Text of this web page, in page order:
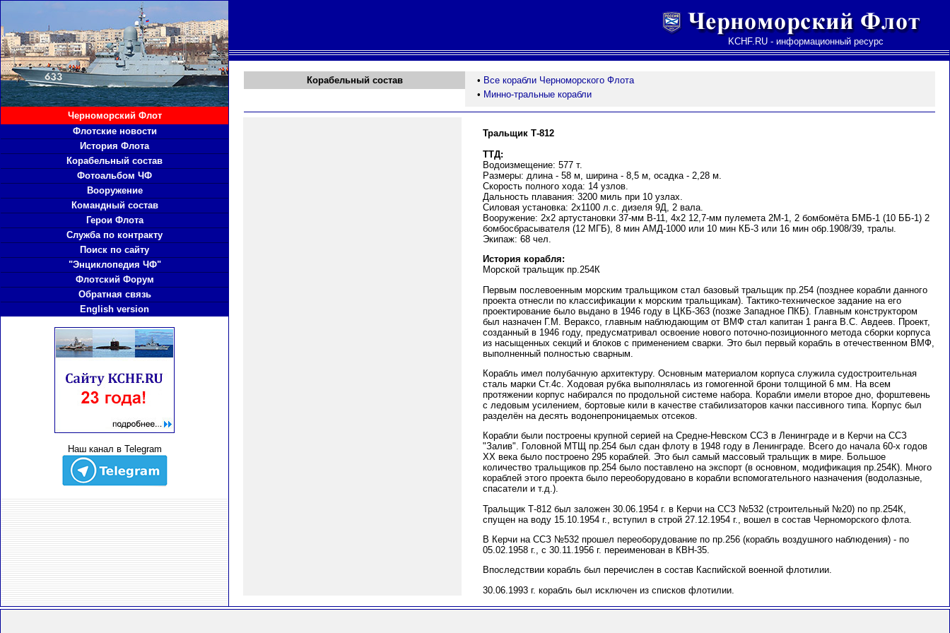
Черноморский Флот
Флотские новости
История Флота
Корабельный состав
Фотоальбом ЧФ
Вооружение
Командный состав
Герои Флота
Служба по контракту
Поиск по сайту
"Энциклопедия ЧФ"
Флотский Форум
Обратная связь
English version
Наш канал в Telegram
KCHF.RU - информационный ресурс
Корабельный состав • Все корабли Черноморского Флота
• Минно-тральные корабли
Тральщик Т-812
ТТД:
Водоизмещение: 577 т.
Размеры: длина - 58 м, ширина - 8,5 м, осадка - 2,28 м.
Скорость полного хода: 14 узлов.
Дальность плавания: 3200 миль при 10 узлах.
Силовая установка: 2х1100 л.с. дизеля 9Д, 2 вала.
Вооружение: 2х2 артустановки 37-мм В-11, 4х2 12,7-мм пулемета 2М-1, 2 бомбомёта БМБ-1 (10 ББ-1) 2
бомбосбрасывателя (12 МГБ), 8 мин АМД-1000 или 10 мин КБ-3 или 16 мин обр.1908/39, тралы.
Экипаж: 68 чел.
История корабля:
Морской тральщик пр.254К
Первым послевоенным морским тральщиком стал базовый тральщик пр.254 (позднее корабли данного
проекта отнесли по классификации к морским тральщикам). Тактико-техническое задание на его
проектирование было выдано в 1946 году в ЦКБ-363 (позже Западное ПКБ). Главным конструктором
был назначен Г.М. Вераксо, главным наблюдающим от ВМФ стал капитан 1 ранга В.С. Авдеев. Проект,
созданный в 1946 году, предусматривал освоение нового поточно-позиционного метода сборки корпуса
из насыщенных секций и блоков с применением сварки. Это был первый корабль в отечественном ВМФ,
выполненный полностью сварным.
Корабль имел полубачную архитектуру. Основным материалом корпуса служила судостроительная
сталь марки Ст.4с. Ходовая рубка выполнялась из гомогенной брони толщиной 6 мм. На всем
протяжении корпус набирался по продольной системе набора. Корабли имели второе дно, форштевень
с ледовым усилением, бортовые кили в качестве стабилизаторов качки пассивного типа. Корпус был
разделён на десять водонепроницаемых отсеков.
Корабли были построены крупной серией на Средне-Невском ССЗ в Ленинграде и в Керчи на ССЗ
"Залив". Головной МТЩ пр.254 был сдан флоту в 1948 году в Ленинграде. Всего до начала 60-х годов
ХХ века было построено 295 кораблей. Это был самый массовый тральщик в мире. Большое
количество тральщиков пр.254 было поставлено на экспорт (в основном, модификация пр.254К). Много
кораблей этого проекта было переоборудовано в корабли вспомогательного назначения (водолазные,
спасатели и т.д.).
Тральщик Т-812 был заложен 30.06.1954 г. в Керчи на ССЗ №532 (строительный №20) по пр.254К,
спущен на воду 15.10.1954 г., вступил в строй 27.12.1954 г., вошел в состав Черноморского флота.
В Керчи на ССЗ №532 прошел переоборудование по пр.256 (корабль воздушного наблюдения) - по
05.02.1958 г., с 30.11.1956 г. переименован в КВН-35.
Впоследствии корабль был перечислен в состав Каспийcкой военной флотилии.
30.06.1993 г. корабль был исключен из списков флотилии.